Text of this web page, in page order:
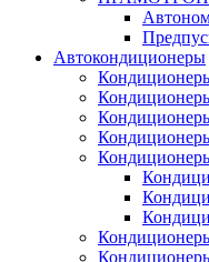
Автокондиционеры